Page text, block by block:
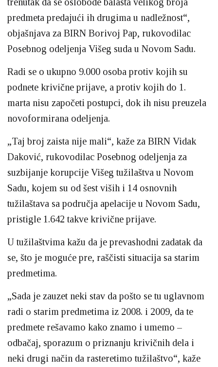
predmeta predajući ih drugima u nadležnost“,
objašnjava za BIRN Borivoj Pap, rukovodilac
Posebnog odeljenja Višeg suda u Novom Sadu.
Radi se o ukupno 9.000 osoba protiv kojih su
podnete krivične prijave, a protiv kojih do 1.
marta nisu započeti postupci, dok ih nisu preuzela
novoformirana odeljenja.
„Taj broj zaista nije mali“, kaže za BIRN Vidak
Daković, rukovodilac Posebnog odeljenja za
suzbijanje korupcije Višeg tužilaštva u Novom
Sadu, kojem su od šest viših i 14 osnovnih
tužilaštava sa područja apelacije u Novom Sadu,
pristigle 1.642 takve krivične prijave.
U tužilaštvima kažu da je prevashodni zadatak da
se, što je moguće pre, raščisti situacija sa starim
predmetima.
„Sada je zauzet neki stav da pošto se tu uglavnom
radi o starim predmetima iz 2008. i 2009, da te
predmete rešavamo kako znamo i umemo –
odbačaj, sporazum o priznanju krivičnih dela i
neki drugi način da rasteretimo tužilaštvo“, kaže